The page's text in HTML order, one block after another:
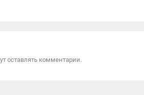
оставлять комментарии.